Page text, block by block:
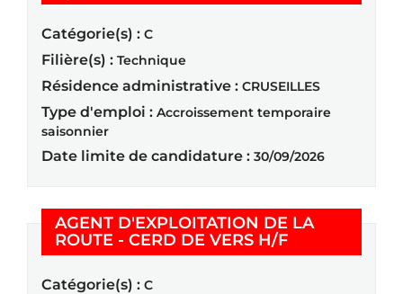
Catégorie(s) : C
Filière(s) : Technique
Résidence administrative : CRUSEILLES
Type d'emploi : Accroissement temporaire
saisonnier
Date limite de candidature : 30/09/2026
AGENT D'EXPLOITATION DE LA
ROUTE - CERD DE VERS H/F(Nouvelle
Catégorie(s) : C